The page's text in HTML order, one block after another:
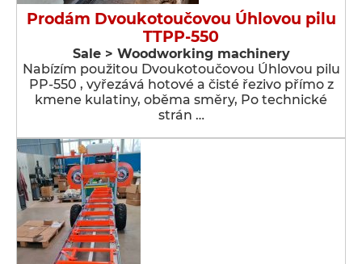
Prodám Dvoukotoučovou Úhlovou pilu
TTPP-550
Sale > Woodworking machinery
Nabízím použitou Dvoukotoučovou Úhlovou pilu
PP-550 , vyřezává hotové a čisté řezivo přímo z
kmene kulatiny, oběma směry, Po technické
strán …